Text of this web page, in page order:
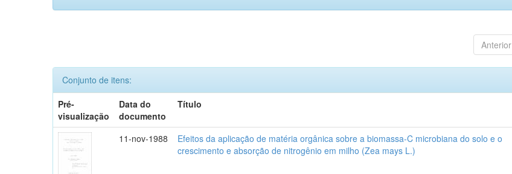
Anterior
Conjunto de itens:
Pré-
visualização
Data do
documento
Título
11-nov-1988
Efeitos da aplicação de matéria orgânica sobre a biomassa-C microbiana do solo e o
crescimento e absorção de nitrogênio em milho (Zea mays L.)